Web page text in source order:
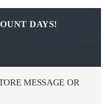
DAYS!
MESSAGE OR